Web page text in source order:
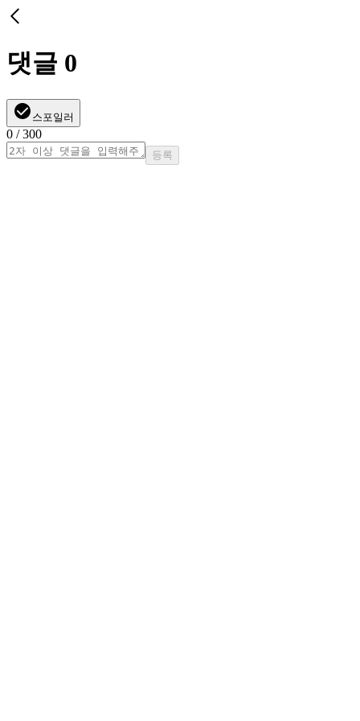
댓글 0
스포일러
0 / 300
등록